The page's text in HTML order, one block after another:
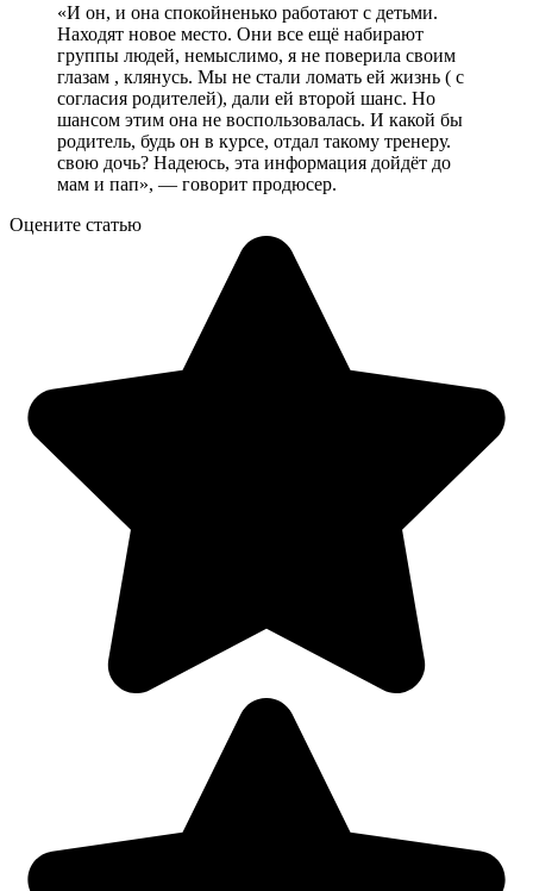
«И он, и она спокойненько работают с детьми.
Находят новое место. Они все ещё набирают
группы людей, немыслимо, я не поверила своим
глазам , клянусь. Мы не стали ломать ей жизнь ( с
согласия родителей), дали ей второй шанс. Но
шансом этим она не воспользовалась. И какой бы
родитель, будь он в курсе, отдал такому тренеру.
свою дочь? Надеюсь, эта информация дойдёт до
мам и пап», — говорит продюсер.
Оцените статью